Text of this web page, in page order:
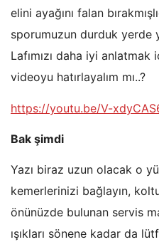
elini ayağını falan
sporumuzun durduk yerde
Lafımızı daha iyi
videoyu hatırlayalım mı..?
https://youtu.be/V-
Bak şimdi
Yazı biraz uzun olacak o
kemerlerinizi bağlayın,
önünüzde bulunan servis
ışıkları sönene kadar da